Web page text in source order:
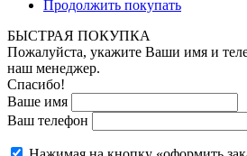
Продолжить покупать
БЫСТРАЯ ПОКУПКА
Пожалуйста, укажите Ваши имя и
наш менеджер.
Спасибо!
Ваше имя
Ваш телефон